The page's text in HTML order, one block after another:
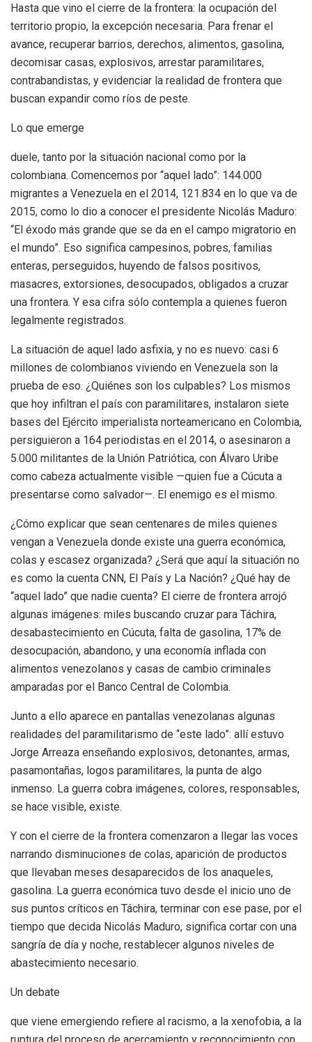
Hasta que vino el cierre de la frontera: la ocupación del
territorio propio, la excepción necesaria. Para frenar el
avance, recuperar barrios, derechos, alimentos, gasolina,
decomisar casas, explosivos, arrestar paramilitares,
contrabandistas, y evidenciar la realidad de frontera que
buscan expandir como ríos de peste.
Lo que emerge
duele, tanto por la situación nacional como por la
colombiana. Comencemos por “aquel lado”: 144.000
migrantes a Venezuela en el 2014, 121.834 en lo que va de
2015, como lo dio a conocer el presidente Nicolás Maduro:
“El éxodo más grande que se da en el campo migratorio en
el mundo”. Eso significa campesinos, pobres, familias
enteras, perseguidos, huyendo de falsos positivos,
masacres, extorsiones, desocupados, obligados a cruzar
una frontera. Y esa cifra sólo contempla a quienes fueron
legalmente registrados.
La situación de aquel lado asfixia, y no es nuevo: casi 6
millones de colombianos viviendo en Venezuela son la
prueba de eso. ¿Quiénes son los culpables? Los mismos
que hoy infiltran el país con paramilitares, instalaron siete
bases del Ejército imperialista norteamericano en Colombia,
persiguieron a 164 periodistas en el 2014, o asesinaron a
5.000 militantes de la Unión Patriótica, con Álvaro Uribe
como cabeza actualmente visible —quien fue a Cúcuta a
presentarse como salvador—. El enemigo es el mismo.
¿Cómo explicar que sean centenares de miles quienes
vengan a Venezuela donde existe una guerra económica,
colas y escasez organizada? ¿Será que aquí la situación no
es como la cuenta CNN, El País y La Nación? ¿Qué hay de
“aquel lado” que nadie cuenta? El cierre de frontera arrojó
algunas imágenes: miles buscando cruzar para Táchira,
desabastecimiento en Cúcuta, falta de gasolina, 17% de
desocupación, abandono, y una economía inflada con
alimentos venezolanos y casas de cambio criminales
amparadas por el Banco Central de Colombia.
Junto a ello aparece en pantallas venezolanas algunas
realidades del paramilitarismo de “este lado”: allí estuvo
Jorge Arreaza enseñando explosivos, detonantes, armas,
pasamontañas, logos paramilitares, la punta de algo
inmenso. La guerra cobra imágenes, colores, responsables,
se hace visible, existe.
Y con el cierre de la frontera comenzaron a llegar las voces
narrando disminuciones de colas, aparición de productos
que llevaban meses desaparecidos de los anaqueles,
gasolina. La guerra económica tuvo desde el inicio uno de
sus puntos críticos en Táchira, terminar con ese pase, por el
tiempo que decida Nicolás Maduro, significa cortar con una
sangría de día y noche, restablecer algunos niveles de
abastecimiento necesario.
Un debate
que viene emergiendo refiere al racismo, a la xenofobia, a la